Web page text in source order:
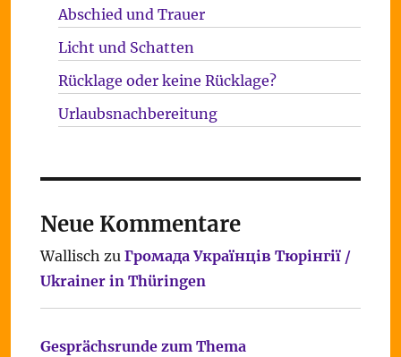
Abschied und Trauer
Licht und Schatten
Rücklage oder keine Rücklage?
Urlaubsnachbereitung
Neue Kommentare
Wallisch zu Громада Українців Тюрінгії /
Ukrainer in Thüringen
Gesprächsrunde zum Thema